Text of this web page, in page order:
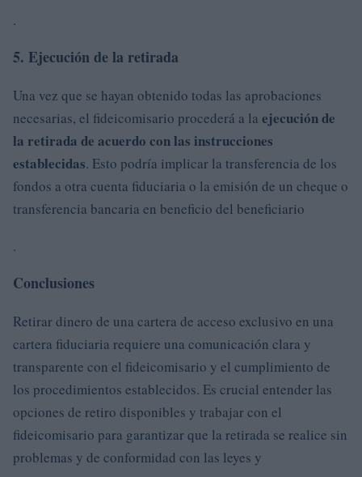
.
5. Ejecución de la retirada
Una vez que se hayan obtenido todas las aprobaciones
necesarias, el fideicomisario procederá a la ejecución de
la retirada de acuerdo con las instrucciones
establecidas. Esto podría implicar la transferencia de los
fondos a otra cuenta fiduciaria o la emisión de un cheque o
transferencia bancaria en beneficio del beneficiario
.
Conclusiones
Retirar dinero de una cartera de acceso exclusivo en una
cartera fiduciaria requiere una comunicación clara y
transparente con el fideicomisario y el cumplimiento de
los procedimientos establecidos. Es crucial entender las
opciones de retiro disponibles y trabajar con el
fideicomisario para garantizar que la retirada se realice sin
problemas y de conformidad con las leyes y